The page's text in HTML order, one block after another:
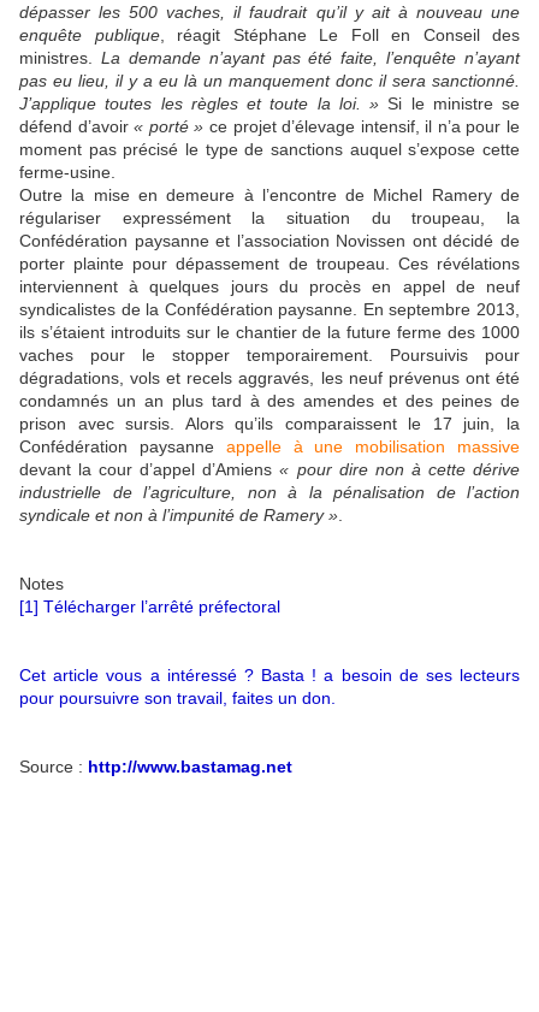
dépasser les 500 vaches, il faudrait qu’il y ait à nouveau une
enquête publique, réagit Stéphane Le Foll en Conseil des
ministres. La demande n’ayant pas été faite, l’enquête n’ayant
pas eu lieu, il y a eu là un manquement donc il sera sanctionné.
J’applique toutes les règles et toute la loi. » Si le ministre se
défend d’avoir« porté » ce projet d’élevage intensif, il n’a pour le
moment pas précisé le type de sanctions auquel s’expose cette
ferme-usine.
Outre la mise en demeure à l’encontre de Michel Ramery de
régulariser expressément la situation du troupeau, la
Confédération paysanne et l’association Novissen ont décidé de
porter plainte pour dépassement de troupeau. Ces révélations
interviennent à quelques jours du procès en appel de neuf
syndicalistes de la Confédération paysanne. En septembre 2013,
ils s’étaient introduits sur le chantier de la future ferme des 1000
vaches pour le stopper temporairement. Poursuivis pour
dégradations, vols et recels aggravés, les neuf prévenus ont été
condamnés un an plus tard à des amendes et des peines de
prison avec sursis. Alors qu’ils comparaissent le 17 juin, la
Confédération paysanne appelle à une mobilisation massive
devant la cour d’appel d’Amiens« pour dire non à cette dérive
industrielle de l’agriculture, non à la pénalisation de l’action
syndicale et non à l’impunité de Ramery »
Notes
[1] Télécharger l’arrêté préfectoral
Cet article vous a intéressé ? Basta ! a besoin de ses lecteurs
pour poursuivre son travail, faites un don.
Source : http://www.bastamag.net